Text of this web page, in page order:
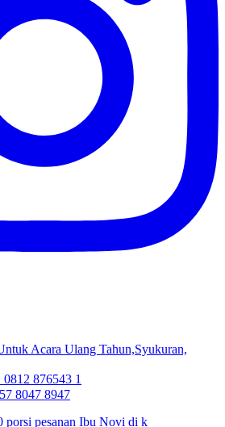
Acara Ulang Tahun,Syukuran,
876543 1
8047 8947
porsi pesanan Ibu Novi di k